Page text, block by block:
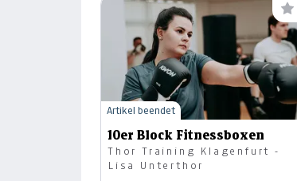
10er Block Fitnessboxen
Thor Training Klagenfurt -
Lisa Unterthor
Artikel beendet